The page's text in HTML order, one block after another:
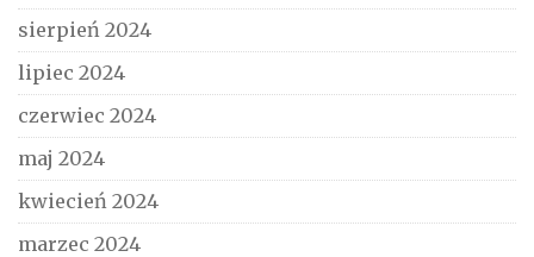
sierpień 2024
lipiec 2024
czerwiec 2024
maj 2024
kwiecień 2024
marzec 2024